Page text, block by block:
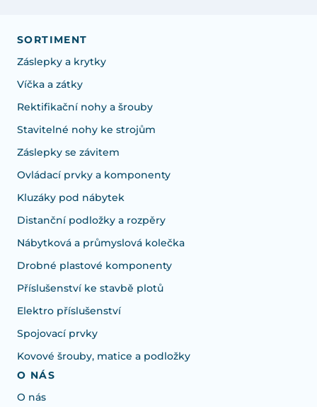
SORTIMENT
Záslepky a krytky
Víčka a zátky
Rektifikační nohy a šrouby
Stavitelné nohy ke strojům
Záslepky se závitem
Ovládací prvky a komponenty
Kluzáky pod nábytek
Distanční podložky a rozpěry
Nábytková a průmyslová kolečka
Drobné plastové komponenty
Příslušenství ke stavbě plotů
Elektro příslušenství
Spojovací prvky
Kovové šrouby, matice a podložky
O NÁS
O nás